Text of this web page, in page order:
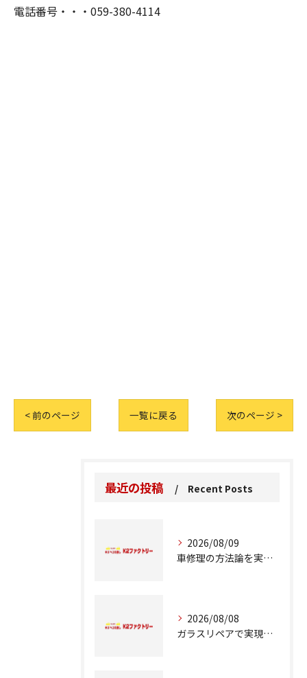
電話番号・・・059-380-4114
< 前のページ 一覧に戻る 次のページ >
最近の投稿 Recent Posts
2026/08/09
車修理の方法論を実例とコスト比較で徹底解説
2026/08/08
ガラスリペアで実現する交換前の応急処置の重要性